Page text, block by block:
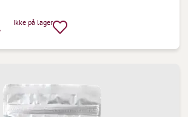
Ikke på lager